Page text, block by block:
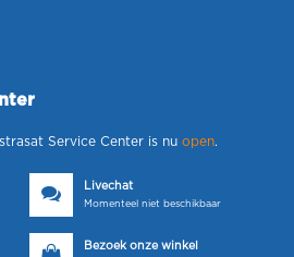
Service Center is nu open.
Livechat
Momenteel niet beschikbaar
Bezoek onze winkel